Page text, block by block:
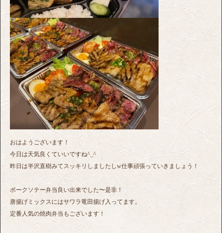
おはようございます！
今日は天気良くていいですね^_^
昨日は半沢直樹みてスッキリしましたしw仕事頑張っていきましょう！
ポークソテー弁当良い出来でした〜是非！
唐揚げミックスにはサワラ竜田揚げ入ってます。
定番人気の焼肉弁当もございます！